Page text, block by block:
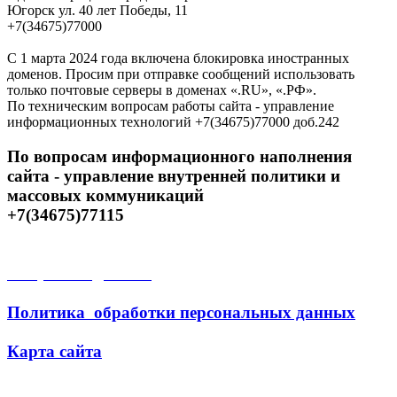
Югорск ул. 40 лет Победы, 11
+7(34675)77000
С 1 марта 2024 года включена блокировка иностранных
доменов. Просим при отправке сообщений использовать
только почтовые серверы в доменах «.RU», «.РФ».
По техническим вопросам работы сайта - управление
информационных технологий +7(34675)77000 доб.242
По вопросам информационного наполнения
сайта - управление внутренней политики и
массовых коммуникаций
+7(34675)77115
Политика обработки персональных данных
Карта сайта